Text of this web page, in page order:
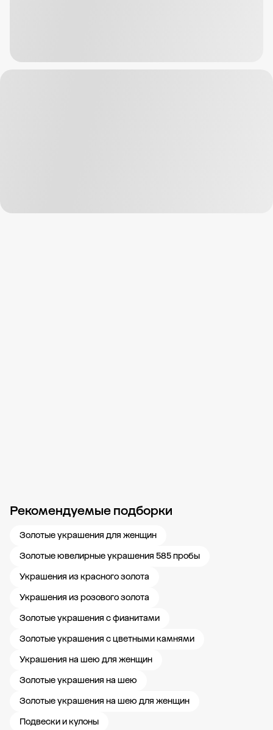
Рекомендуемые подборки
Золотые украшения для женщин
Золотые ювелирные украшения 585 пробы
Украшения из красного золота
Украшения из розового золота
Золотые украшения с фианитами
Золотые украшения с цветными камнями
Украшения на шею для женщин
Золотые украшения на шею
Золотые украшения на шею для женщин
Подвески и кулоны
Новости компании Журнал ЗОЛОТОЙ Блог